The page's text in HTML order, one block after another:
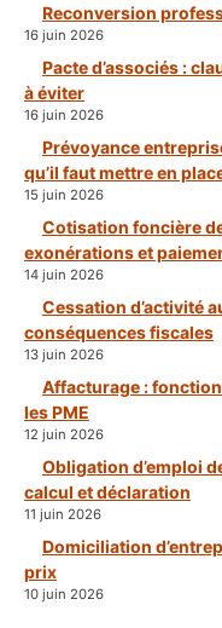
Reconversion
16 juin 2026
Pacte d’associés :
à éviter
16 juin 2026
Prévoyance
qu’il faut mettre en
15 juin 2026
Cotisation foncière
exonérations et
14 juin 2026
Cessation d’activité
conséquences fiscales
13 juin 2026
Affacturage :
les PME
12 juin 2026
Obligation d’emploi
calcul et déclaration
11 juin 2026
Domiciliation
prix
10 juin 2026